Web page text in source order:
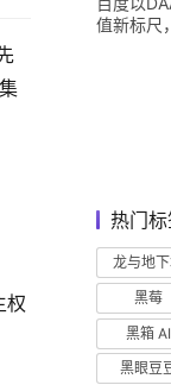
权
值新标尺
热门
龙与地
黑莓
黑箱 AI
黑眼豆